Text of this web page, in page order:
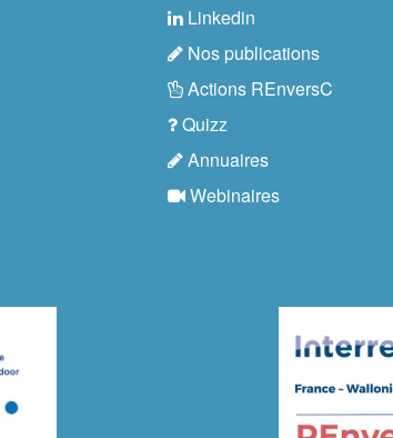
Linkedin
Nos publications
Actions REnversC
Quizz
Annuaires
Webinaires